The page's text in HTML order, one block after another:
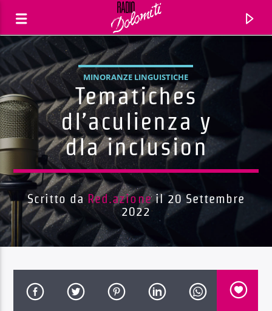
Traccia corrente
Titolo
MINORANZE LINGUISTICHE
Tematiches
dl’aculienza y
dla inclusion
Scritto da Red.azioneil 20 Settembre
2022